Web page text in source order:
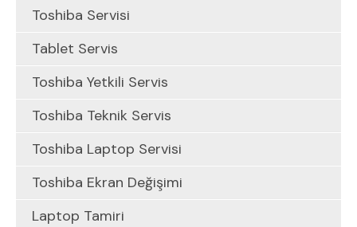
Toshiba Servisi
Tablet Servis
Toshiba Yetkili Servis
Toshiba Teknik Servis
Toshiba Laptop Servisi
Toshiba Ekran Değişimi
Laptop Tamiri